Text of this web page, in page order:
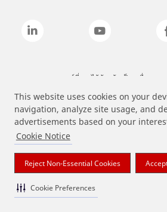
This website uses cookies on your
navigation, analyze site usage, and
advertisements based on your
Cookie Notice
Reject Non-Essential Cookies
Cookie Preferences
แบรนด์ที่ระบุไว้ข้างต้นเป็นเครื่องหม